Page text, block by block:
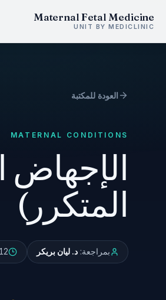
Maternal Fetal Medicine
UNIT BY MEDICLINIC
العودة للمكتبة
MATERNAL CONDITIONS
الإجهاض
المتكرر)
بمراجعة: د. ليان بريكر 12 min